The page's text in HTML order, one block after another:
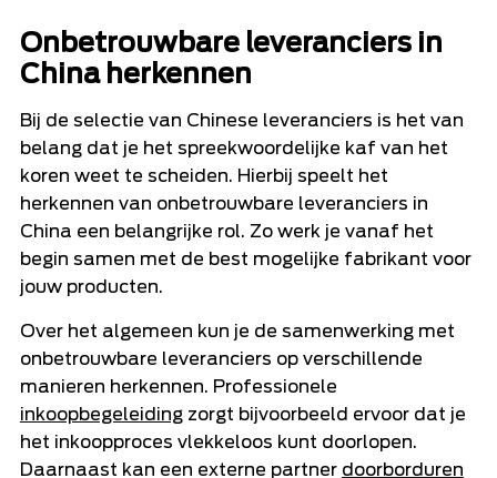
Onbetrouwbare leveranciers in
China herkennen
Bij de selectie van Chinese leveranciers is het van
belang dat je het spreekwoordelijke kaf van het
koren weet te scheiden. Hierbij speelt het
herkennen van onbetrouwbare leveranciers in
China een belangrijke rol. Zo werk je vanaf het
begin samen met de best mogelijke fabrikant voor
jouw producten.
Over het algemeen kun je de samenwerking met
onbetrouwbare leveranciers op verschillende
manieren herkennen. Professionele
inkoopbegeleidingzorgt bijvoorbeeld ervoor dat je
het inkoopproces vlekkeloos kunt doorlopen.
Daarnaast kan een externe partner doorborduren